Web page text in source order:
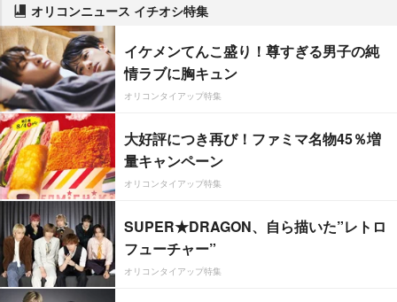
オリコンニュース イチオシ特集
イケメンてんこ盛り！尊すぎる男子の純
情ラブに胸キュン
オリコンタイアップ特集
大好評につき再び！ファミマ名物45％増
量キャンペーン
オリコンタイアップ特集
SUPER★DRAGON、自ら描いた”レトロ
フューチャー”
オリコンタイアップ特集